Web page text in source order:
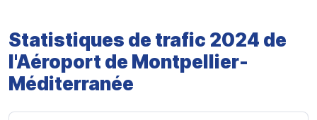
Statistiques de trafic 2024 de
l'Aéroport de Montpellier-
Méditerranée